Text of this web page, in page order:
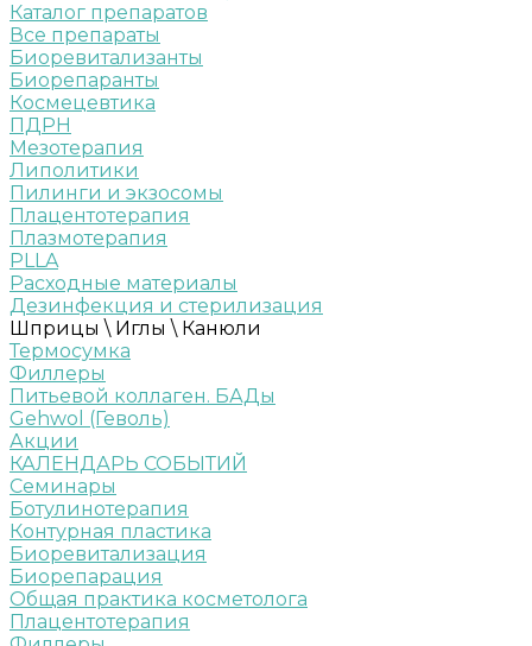
Каталог препаратов
Все препараты
Биоревитализанты
Биорепаранты
Космецевтика
ПДРН
Мезотерапия
Липолитики
Пилинги и экзосомы
Плацентотерапия
Плазмотерапия
PLLA
Расходные материалы
Дезинфекция и стерилизация
Шприцы \ Иглы \ Канюли
Термосумка
Филлеры
Питьевой коллаген. БАДы
Gehwol (Геволь)
Акции
КАЛЕНДАРЬ СОБЫТИЙ
Семинары
Ботулинотерапия
Контурная пластика
Биоревитализация
Биорепарация
Общая практика косметолога
Плацентотерапия